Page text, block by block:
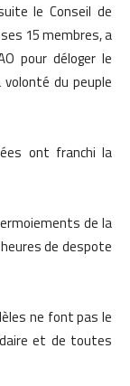
le Conseil de
15 membres, a
pour déloger le
du peuple
ont franchi la
de la
de despote
ne font pas le
et de toutes